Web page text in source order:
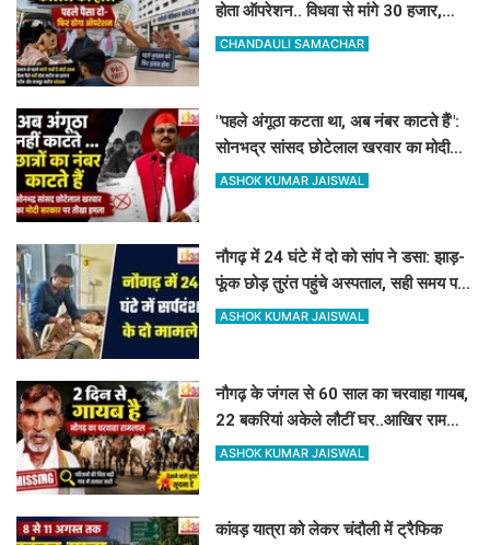
होता ऑपरेशन.. विधवा से मांगे 30 हजार,
DM-प्रिंसिपल-पूर्व विधायक की पैरवी फेल
CHANDAULI SAMACHAR
"पहले अंगूठा कटता था, अब नंबर काटते हैं":
सोनभद्र सांसद छोटेलाल खरवार का मोदी
सरकार पर तीखा हमला
ASHOK KUMAR JAISWAL
नौगढ़ में 24 घंटे में दो को सांप ने डसा: झाड़-
फूंक छोड़ तुरंत पहुंचे अस्पताल, सही समय पर
इलाज से बच गयी जान
ASHOK KUMAR JAISWAL
नौगढ़ के जंगल से 60 साल का चरवाहा गायब,
22 बकरियां अकेले लौटीं घर..आखिर रामलाल
कहां गए?
ASHOK KUMAR JAISWAL
कांवड़ यात्रा को लेकर चंदौली में ट्रैफिक